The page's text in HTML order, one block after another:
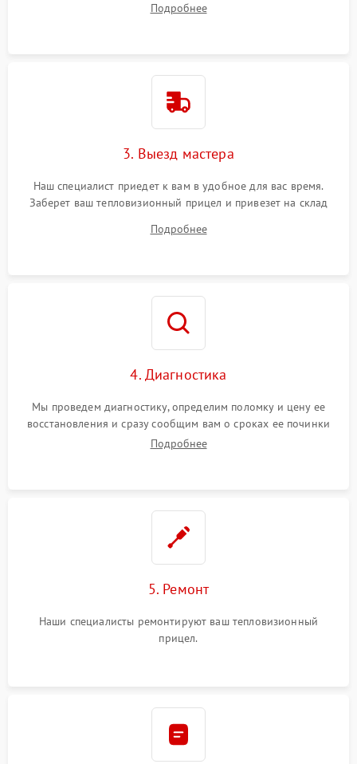
Подробнее
3. Выезд мастера
Наш специалист приедет к вам в удобное для вас время.
Заберет ваш тепловизионный прицел и привезет на склад
Подробнее
4. Диагностика
Мы проведем диагностику, определим поломку и цену ее
восстановления и сразу сообщим вам о сроках ее починки
Подробнее
5. Ремонт
Наши специалисты ремонтируют ваш тепловизионный
прицел.